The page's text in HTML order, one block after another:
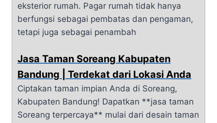
eksterior rumah. Pagar rumah tidak hanya
berfungsi sebagai pembatas dan pengaman,
tetapi juga sebagai penambah
Jasa Taman Soreang Kabupaten
Bandung | Terdekat dari Lokasi Anda
Ciptakan taman impian Anda di Soreang,
Kabupaten Bandung! Dapatkan **jasa taman
Soreang terpercaya** mulai dari desain taman